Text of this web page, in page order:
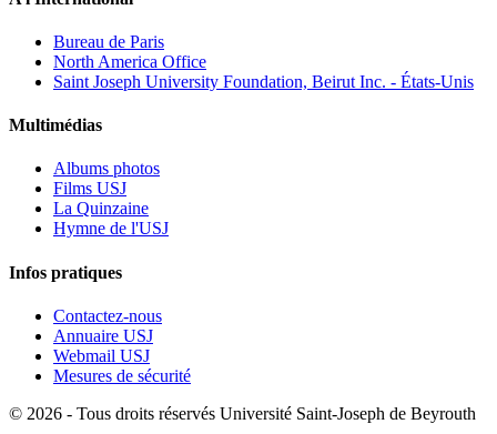
Bureau de Paris
North America Office
Saint Joseph University Foundation, Beirut Inc. - États-Unis
Multimédias
Albums photos
Films USJ
La Quinzaine
Hymne de l'USJ
Infos pratiques
Contactez-nous
Annuaire USJ
Webmail USJ
Mesures de sécurité
© 2026 - Tous droits réservés Université Saint-Joseph de Beyrouth